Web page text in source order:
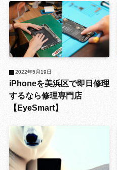
iPhoneを美浜区で即日修理
するなら修理専門店
【EyeSmart】
2022年5月19日